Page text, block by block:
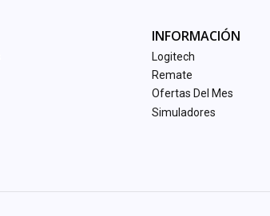
INFORMACIÓN
Logitech
Remate
Ofertas Del Mes
Simuladores